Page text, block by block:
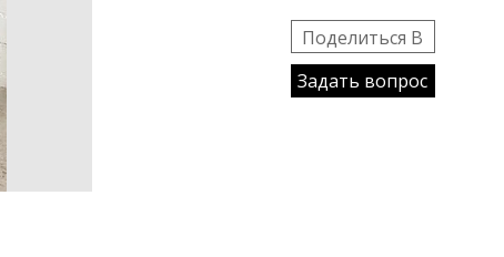
Поделиться B
Задать вопрос